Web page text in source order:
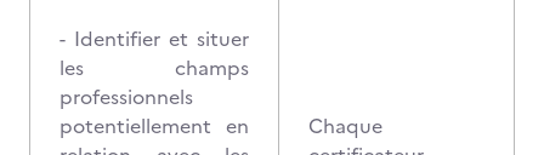
- Identifier et situer
les champs
professionnels
potentiellement en
Chaque